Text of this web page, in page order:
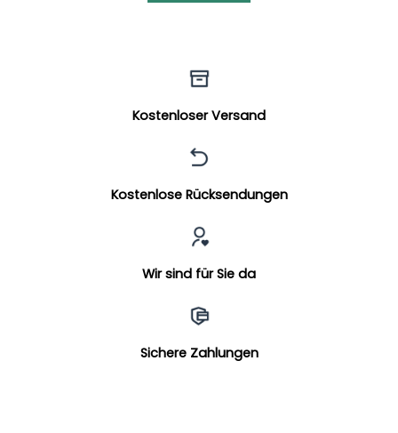
Kostenloser Versand
Kostenlose Rücksendungen
Wir sind für Sie da
Sichere Zahlungen